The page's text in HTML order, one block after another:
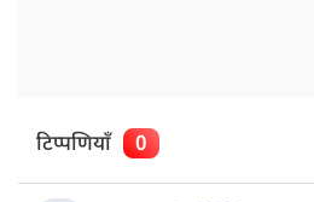
टिप्पणियाँ 0